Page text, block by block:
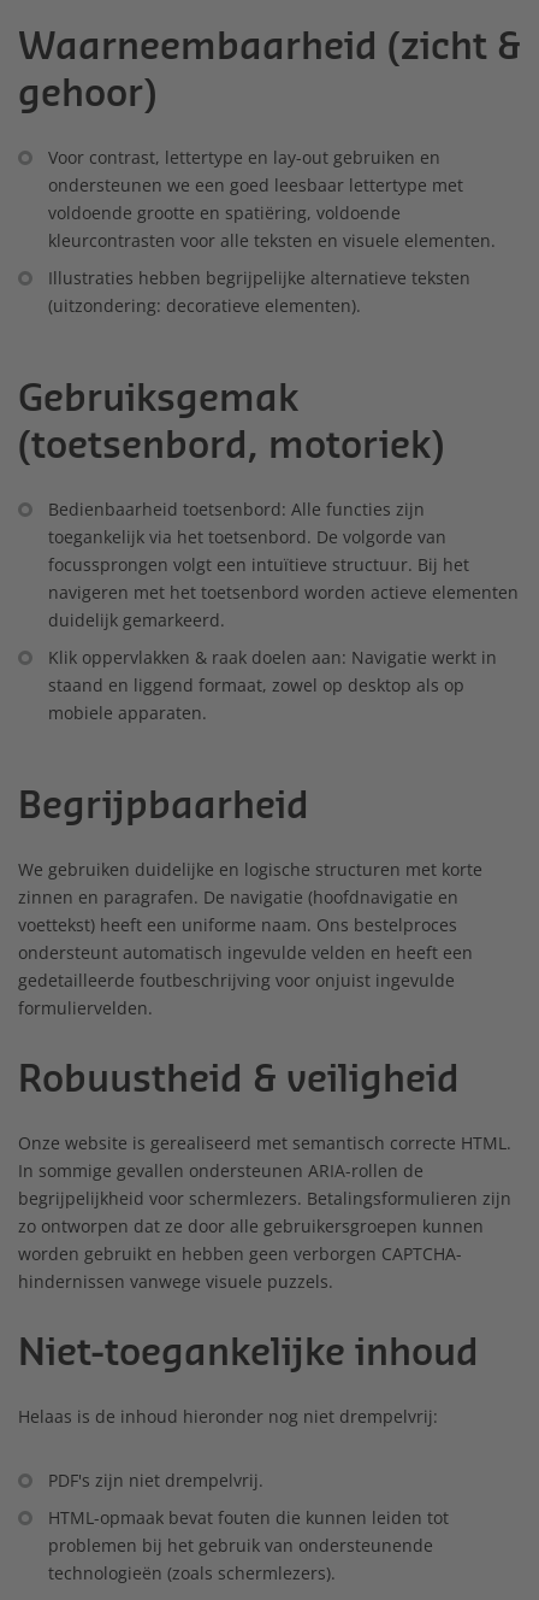
Waarneembaarheid (zicht &
gehoor)
Voor contrast, lettertype en lay-out gebruiken en
ondersteunen we een goed leesbaar lettertype met
voldoende grootte en spatiëring, voldoende
kleurcontrasten voor alle teksten en visuele elementen.
Illustraties hebben begrijpelijke alternatieve teksten
(uitzondering: decoratieve elementen).
Gebruiksgemak
(toetsenbord, motoriek)
Bedienbaarheid toetsenbord: Alle functies zijn
toegankelijk via het toetsenbord. De volgorde van
focussprongen volgt een intuïtieve structuur. Bij het
navigeren met het toetsenbord worden actieve elementen
duidelijk gemarkeerd.
Klik oppervlakken & raak doelen aan: Navigatie werkt in
staand en liggend formaat, zowel op desktop als op
mobiele apparaten.
Begrijpbaarheid
We gebruiken duidelijke en logische structuren met korte
zinnen en paragrafen. De navigatie (hoofdnavigatie en
voettekst) heeft een uniforme naam. Ons bestelproces
ondersteunt automatisch ingevulde velden en heeft een
gedetailleerde foutbeschrijving voor onjuist ingevulde
formuliervelden.
Robuustheid & veiligheid
Onze website is gerealiseerd met semantisch correcte HTML.
In sommige gevallen ondersteunen ARIA-rollen de
begrijpelijkheid voor schermlezers. Betalingsformulieren zijn
zo ontworpen dat ze door alle gebruikersgroepen kunnen
worden gebruikt en hebben geen verborgen CAPTCHA-
hindernissen vanwege visuele puzzels.
Niet-toegankelijke inhoud
Helaas is de inhoud hieronder nog niet drempelvrij:
PDF's zijn niet drempelvrij.
HTML-opmaak bevat fouten die kunnen leiden tot
problemen bij het gebruik van ondersteunende
technologieën (zoals schermlezers).